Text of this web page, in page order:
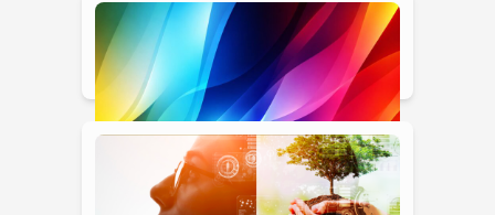
IDESO un précurseur des
futurs besoins des PME
PMI